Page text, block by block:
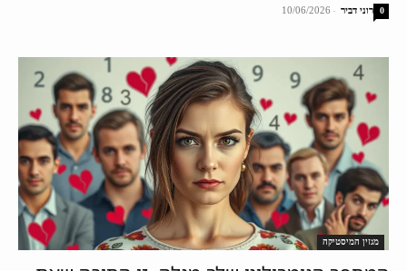
רוני דביר -
10/06/2026 0
מגזין המיסטיקה